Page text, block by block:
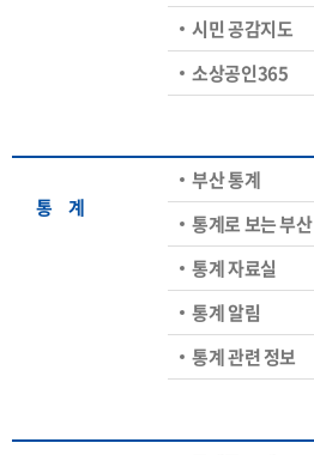
시민 공감지도
소상공인365
통ㅤ계
부산 통계
통계로 보는 부산
통계 자료실
통계 알림
통계 관련 정보